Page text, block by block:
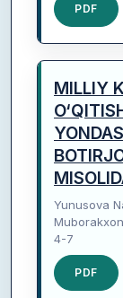
PDF
MILLIY
Yunusova
4-7
PDF